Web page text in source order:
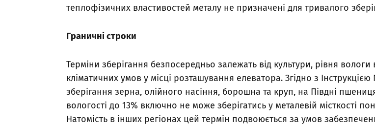
теплофізичних властивостей металу не призначені для тривалого
Граничні строки
Терміни зберігання безпосередньо залежать від культури, рівня вологи
кліматичних умов у місці розташування елеватора. Згідно з Інструкцією
зберігання зерна, олійного насіння, борошна та круп, на Півдні
вологості до 13% включно не може зберігатись у металевій місткості
Натомість в інших регіонах цей термін подвоюється за умов